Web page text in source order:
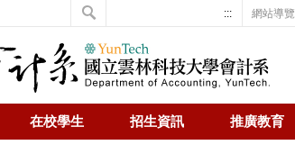
網站導覽
:::
在校學生 招生資訊 推廣教育